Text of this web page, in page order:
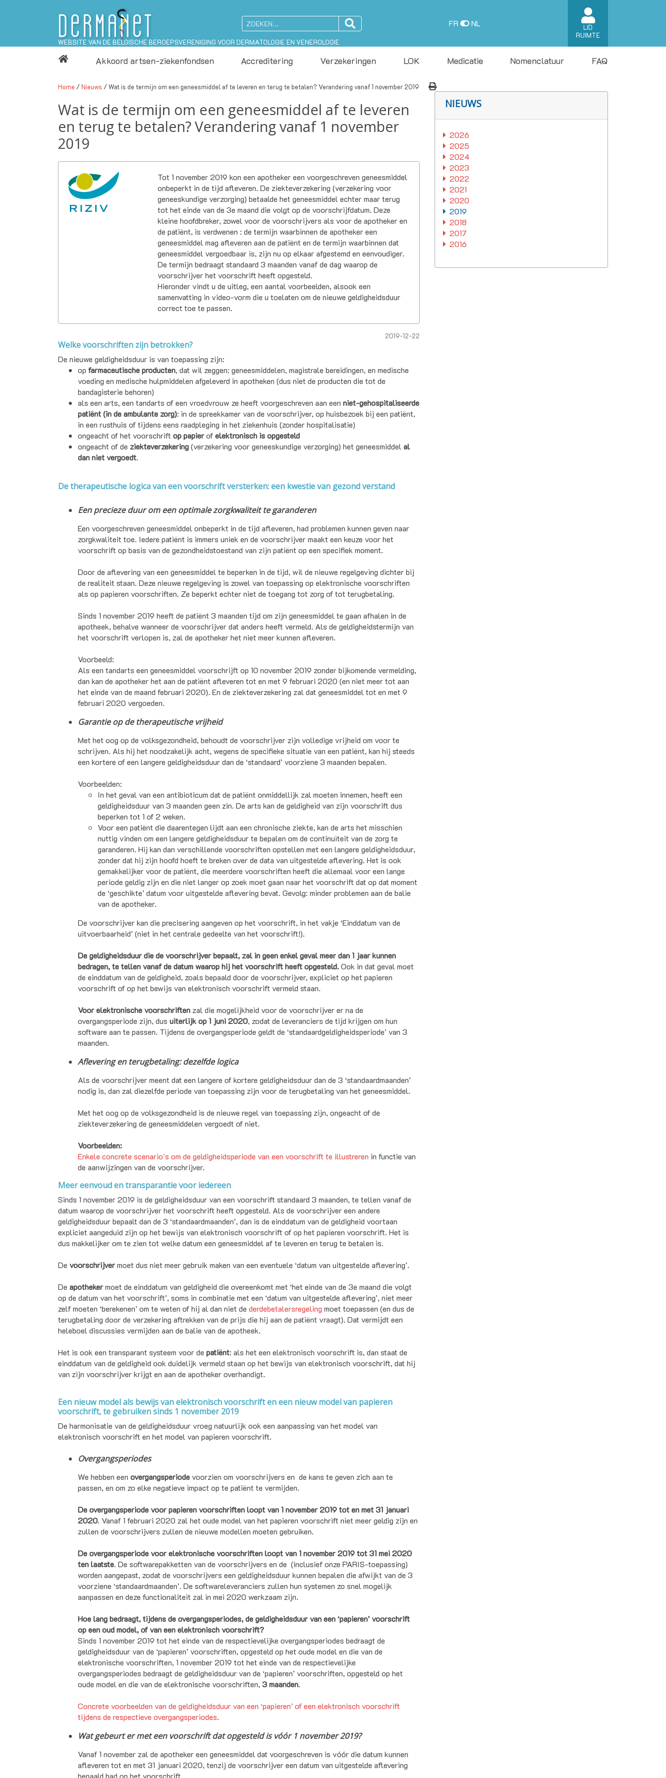
FR NL
LID
RUIMTE
WEBSITE VAN DE BELGISCHE BEROEPSVERENIGING VOOR DERMATOLOGIE EN VENEROLOGIE
Akkoord artsen-ziekenfondsen Accreditering Verzekeringen LOK Medicatie Nomenclatuur FAQ
Home /Nieuws / Wat is de termijn om een geneesmiddel af te leveren en terug te betalen? Verandering vanaf 1 november 2019
Wat is de termijn om een geneesmiddel af te leveren
en terug te betalen? Verandering vanaf 1 november
2019
Tot 1 november 2019 kon een apotheker een voorgeschreven geneesmiddel
onbeperkt in de tijd afleveren. De ziekteverzekering (verzekering voor
geneeskundige verzorging) betaalde het geneesmiddel echter maar terug
tot het einde van de 3e maand die volgt op de voorschrijfdatum. Deze
kleine hoofdbreker, zowel voor de voorschrijvers als voor de apotheker en
de patiënt, is verdwenen : de termijn waarbinnen de apotheker een
geneesmiddel mag afleveren aan de patiënt en de termijn waarbinnen dat
geneesmiddel vergoedbaar is, zijn nu op elkaar afgestemd en eenvoudiger.
De termijn bedraagt standaard 3 maanden vanaf de dag waarop de
voorschrijver het voorschrift heeft opgesteld.
Hieronder vindt u de uitleg, een aantal voorbeelden, alsook een
samenvatting in video-vorm die u toelaten om de nieuwe geldigheidsduur
correct toe te passen.
2019-12-22
Welke voorschriften zijn betrokken?
De nieuwe geldigheidsduur is van toepassing zijn:
op farmaceutische producten, dat wil zeggen: geneesmiddelen, magistrale bereidingen, en medische
voeding en medische hulpmiddelen afgeleverd in apotheken (dus niet de producten die tot de
bandagisterie behoren)
als een arts, een tandarts of een vroedvrouw ze heeft voorgeschreven aan een niet-gehospitaliseerde
patiënt (in de ambulante zorg): in de spreekkamer van de voorschrijver, op huisbezoek bij een patiënt,
in een rusthuis of tijdens eens raadpleging in het ziekenhuis (zonder hospitalisatie)
ongeacht of het voorschriftop papierofelektronisch is opgesteld
ongeacht of de ziekteverzekering(verzekering voor geneeskundige verzorging) het geneesmiddelal
dan niet vergoedt.
De therapeutische logica van een voorschrift versterken: een kwestie van gezond verstand
Een precieze duur om een optimale zorgkwaliteit te garanderen
Een voorgeschreven geneesmiddel onbeperkt in de tijd afleveren, had problemen kunnen geven naar
zorgkwaliteit toe. Iedere patiënt is immers uniek en de voorschrijver maakt een keuze voor het
voorschrift op basis van de gezondheidstoestand van zijn patiënt op een specifiek moment.
Door de aflevering van een geneesmiddel te beperken in de tijd, wil de nieuwe regelgeving dichter bij
de realiteit staan. Deze nieuwe regelgeving is zowel van toepassing op elektronische voorschriften
als op papieren voorschriften. Ze beperkt echter niet de toegang tot zorg of tot terugbetaling.
Sinds 1 november 2019 heeft de patiënt 3 maanden tijd om zijn geneesmiddel te gaan afhalen in de
apotheek, behalve wanneer de voorschrijver dat anders heeft vermeld. Als de geldigheidstermijn van
het voorschrift verlopen is, zal de apotheker het niet meer kunnen afleveren.
Voorbeeld:
Als een tandarts een geneesmiddel voorschrijft op 10 november 2019 zonder bijkomende vermelding,
dan kan de apotheker het aan de patiënt afleveren tot en met 9 februari 2020 (en niet meer tot aan
het einde van de maand februari 2020). En de ziekteverzekering zal dat geneesmiddel tot en met 9
februari 2020 vergoeden.
Garantie op de therapeutische vrijheid
Met het oog op de volksgezondheid, behoudt de voorschrijver zijn volledige vrijheid om voor te
schrijven. Als hij het noodzakelijk acht, wegens de specifieke situatie van een patiënt, kan hij steeds
een kortere of een langere geldigheidsduur dan de ‘standaard’ voorziene 3 maanden bepalen.
Voorbeelden:
In het geval van een antibioticum dat de patiënt onmiddellijk zal moeten innemen, heeft een
geldigheidsduur van 3 maanden geen zin. De arts kan de geldigheid van zijn voorschrift dus
beperken tot 1 of 2 weken.
Voor een patiënt die daarentegen lijdt aan een chronische ziekte, kan de arts het misschien
nuttig vinden om een langere geldigheidsduur te bepalen om de continuïteit van de zorg te
garanderen. Hij kan dan verschillende voorschriften opstellen met een langere geldigheidsduur,
zonder dat hij zijn hoofd hoeft te breken over de data van uitgestelde aflevering. Het is ook
gemakkelijker voor de patiënt, die meerdere voorschriften heeft die allemaal voor een lange
periode geldig zijn en die niet langer op zoek moet gaan naar het voorschrift dat op dat moment
de ‘geschikte’ datum voor uitgestelde aflevering bevat. Gevolg: minder problemen aan de balie
van de apotheker.
De voorschrijver kan die precisering aangeven op het voorschrift, in het vakje ‘Einddatum van de
uitvoerbaarheid’ (niet in het centrale gedeelte van het voorschrift!).
De geldigheidsduur die de voorschrijver bepaalt, zal in geen enkel geval meer dan 1 jaar kunnen
bedragen, te tellen vanaf de datum waarop hij het voorschrift heeft opgesteld.Ook in dat geval moet
de einddatum van de geldigheid, zoals bepaald door de voorschrijver, expliciet op het papieren
voorschrift of op het bewijs van elektronisch voorschrift vermeld staan.
Voor elektronische voorschriften zal die mogelijkheid voor de voorschrijver er na de
overgangsperiode zijn, dus uiterlijk op 1 juni 2020, zodat de leveranciers de tijd krijgen om hun
software aan te passen. Tijdens de overgangsperiode geldt de ‘standaardgeldigheidsperiode’ van 3
maanden.
Aflevering en terugbetaling: dezelfde logica
Als de voorschrijver meent dat een langere of kortere geldigheidsduur dan de 3 ‘standaardmaanden’
nodig is, dan zal diezelfde periode van toepassing zijn voor de terugbetaling van het geneesmiddel.
Met het oog op de volksgezondheid is de nieuwe regel van toepassing zijn, ongeacht of de
ziekteverzekering de geneesmiddelen vergoedt of niet.
Voorbeelden:
Enkele concrete scenario's om de geldigheidsperiode van een voorschrift te illustreren in functie van
de aanwijzingen van de voorschrijver.
Meer eenvoud en transparantie voor iedereen
Sinds 1 november 2019 is de geldigheidsduur van een voorschrift standaard 3 maanden, te tellen vanaf de
datum waarop de voorschrijver het voorschrift heeft opgesteld. Als de voorschrijver een andere
geldigheidsduur bepaalt dan de 3 ‘standaardmaanden’, dan is de einddatum van de geldigheid voortaan
expliciet aangeduid zijn op het bewijs van elektronisch voorschrift of op het papieren voorschrift. Het is
dus makkelijker om te zien tot welke datum een geneesmiddel af te leveren en terug te betalen is.
De voorschrijvermoet dus niet meer gebruik maken van een eventuele ‘datum van uitgestelde aflevering’.
De apothekermoet de einddatum van geldigheid die overeenkomt met ‘het einde van de 3e maand die volgt
op de datum van het voorschrift’, soms in combinatie met een ‘datum van uitgestelde aflevering’, niet meer
zelf moeten ‘berekenen’ om te weten of hij al dan niet de derdebetalersregeling moet toepassen (en dus de
terugbetaling door de verzekering aftrekken van de prijs die hij aan de patiënt vraagt). Dat vermijdt een
heleboel discussies vermijden aan de balie van de apotheek.
Het is ook een transparant systeem voor de patiënt: als het een elektronisch voorschrift is, dan staat de
einddatum van de geldigheid ook duidelijk vermeld staan op het bewijs van elektronisch voorschrift, dat hij
van zijn voorschrijver krijgt en aan de apotheker overhandigt.
Een nieuw model als bewijs van elektronisch voorschrift en een nieuw model van papieren
voorschrift, te gebruiken sinds 1 november 2019
De harmonisatie van de geldigheidsduur vroeg natuurlijk ook een aanpassing van het model van
elektronisch voorschrift en het model van papieren voorschrift.
Overgangsperiodes
We hebben een overgangsperiode voorzien om voorschrijvers en de kans te geven zich aan te
passen, en om zo elke negatieve impact op te patiënt te vermijden.
De overgangsperiode voor papieren voorschriften loopt van 1 november 2019 tot en met 31 januari
2020. Vanaf 1 februari 2020 zal het oude model van het papieren voorschrift niet meer geldig zijn en
zullen de voorschrijvers zullen de nieuwe modellen moeten gebruiken.
De overgangsperiode voor elektronische voorschriften loopt van 1 november 2019 tot 31 mei 2020
ten laatste. De softwarepakketten van de voorschrijvers en de (inclusief onze PARIS-toepassing)
worden aangepast, zodat de voorschrijvers een geldigheidsduur kunnen bepalen die afwijkt van de 3
voorziene ‘standaardmaanden’. De softwareleveranciers zullen hun systemen zo snel mogelijk
aanpassen en deze functionaliteit zal in mei 2020 werkzaam zijn.
Hoe lang bedraagt, tijdens de overgangsperiodes, de geldigheidsduur van een ‘papieren’ voorschrift
op een oud model, of van een elektronisch voorschrift?
Sinds 1 november 2019 tot het einde van de respectievelijke overgangsperiodes bedraagt de
geldigheidsduur van de ‘papieren’ voorschriften, opgesteld op het oude model en die van de
elektronische voorschriften, 1 november 2019 tot het einde van de respectievelijke
overgangsperiodes bedraagt de geldigheidsduur van de ‘papieren’ voorschriften, opgesteld op het
oude model en die van de elektronische voorschriften, 3 maanden.
Concrete voorbeelden van de geldigheidsduur van een ‘papieren’ of een elektronisch voorschrift
tijdens de respectieve overgangsperiodes.
Wat gebeurt er met een voorschrift dat opgesteld is vóór 1 november 2019?
Vanaf 1 november zal de apotheker een geneesmiddel dat voorgeschreven is vóór die datum kunnen
afleveren tot en met 31 januari 2020, tenzij de voorschrijver een datum van uitgestelde aflevering
bepaald had op het voorschrift.
NIEUWS
2026
2025
2024
2023
2022
2021
2020
2019
2018
2017
2016